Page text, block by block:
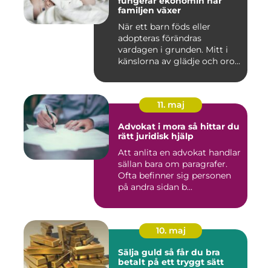
familjen växer
När ett barn föds eller
adopteras förändras
vardagen i grunden. Mitt i
känslorna av glädje och oro
11. maj
Advokat i mora så hittar du
rätt juridisk hjälp
Att anlita en advokat handlar
sällan bara om paragrafer.
Ofta befinner sig personen
på andra sidan b...
10. maj
Sälja guld så får du bra
betalt på ett tryggt sätt